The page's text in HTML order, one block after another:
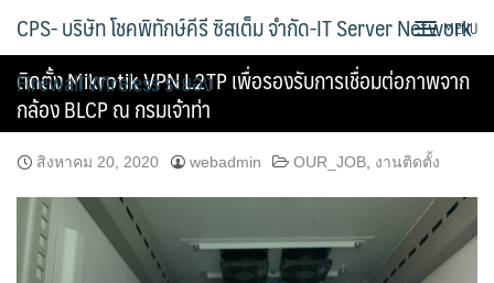
content
CPS- บริษัท โชคพิทักษ์คีรี ซิสเต็ม จำกัด-IT Server Network
Firewall Wireless ระยอง
MENU
ติดตั้ง Mikrotik VPN L2TP เพื่อรองรับการเชื่อมต่อภาพจาก
กล้อง BLCP ณ กรมเจ้าท่า
สิงหาคม 20, 2020 webadmin OUR_JOB งานติดตั้ง